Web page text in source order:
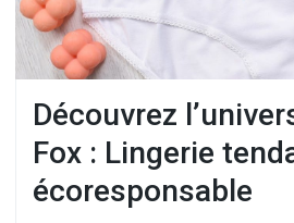
Découvrez
Fox : Lingerie
écoresponsable